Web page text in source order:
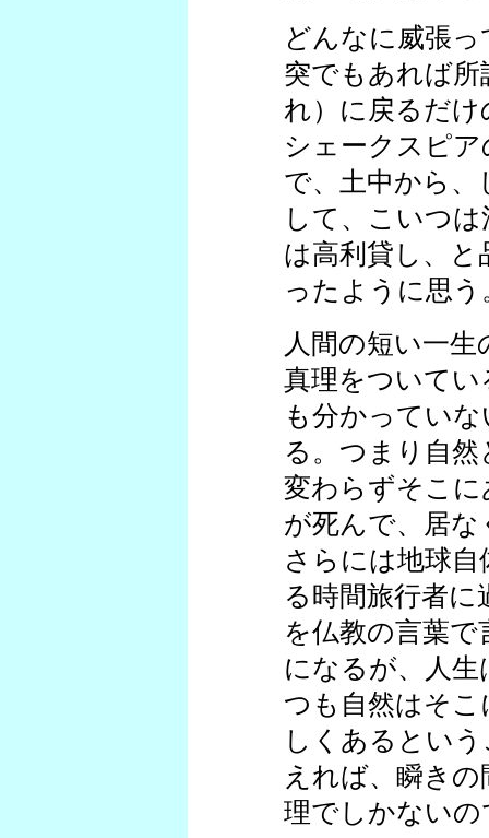
どんなに威張
突でもあれば所
れ）に戻るだ
シェークスピ
で、土中から
して、こいつ
は高利貸し、
ったように思う
人間の短い一
真理をついて
も分かってい
る。つまり自
変わらずそこ
が死んで、居
さらには地球
る時間旅行者
を仏教の言葉
になるが、人
つも自然はそ
しくあるとい
えれば、瞬き
理でしかないの